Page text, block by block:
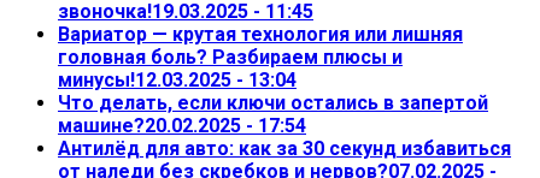
звоночка!19.03.2025 - 11:45
Вариатор — крутая технология или лишняя
головная боль? Разбираем плюсы и
минусы!12.03.2025 - 13:04
Что делать, если ключи остались в запертой
машине?20.02.2025 - 17:54
Антилёд для авто: как за 30 секунд избавиться
от наледи без скребков и нервов?07.02.2025 -